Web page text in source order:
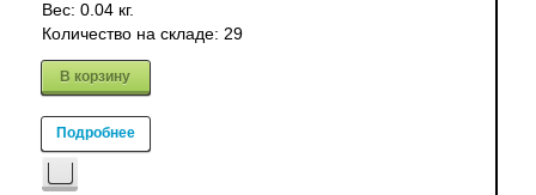
Вес: 0.04 кг.
Количество на складе: 29
В корзину
Подробнее